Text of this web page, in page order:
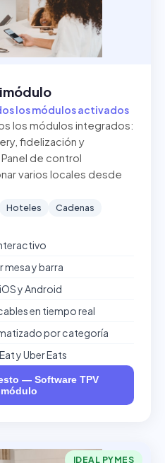
los módulos activados
los módulos integrados:
fidelización y
de control
varios locales desde
Hoteles
Cadenas
y barra
y Android
en tiempo real
por categoría
y Uber Eats
— Software TPV
IDEAL PYMES